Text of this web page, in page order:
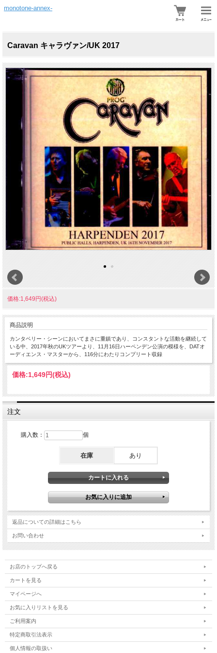
monotone-annex-
Caravan キャラヴァン/UK 2017
価格:1,649円(税込)
商品説明
カンタベリー・シーンにおいてまさに重鎮であり、コンスタントな活動を継続して
いる中、2017年秋のUKツアーより、11月16日ハーペンデン公演の模様を、DATオ
ーディエンス・マスターから、116分にわたりコンプリート収録
価格:1,649円(税込)
注文
購入数： 個
在庫 あり
返品についての詳細はこちら
お問い合わせ
お店のトップへ戻る
カートを見る
マイページへ
お気に入りリストを見る
ご利用案内
特定商取引法表示
個人情報の取扱い